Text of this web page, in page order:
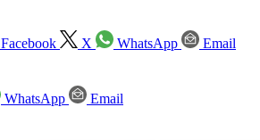
Facebook X WhatsApp
Email
WhatsApp
Email